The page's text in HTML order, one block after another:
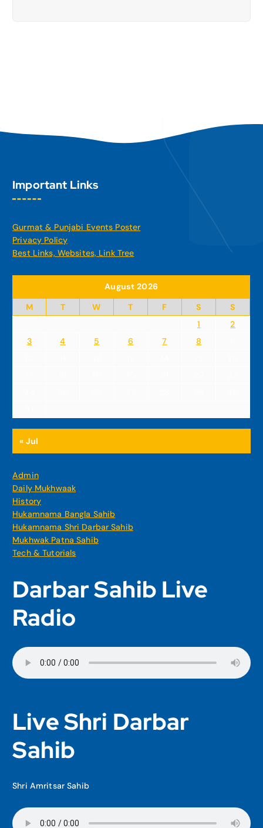
Important Links
Gurmat & Punjabi Events Poster
Privacy Policy
Best Links, Websites, Link Tree
August 2026
M
T W T F S
S
1
2
3
4 5 6 7 8
« Jul
Admin
Daily Mukhwaak
History
Hukamnama Bangla Sahib
Hukamnama Shri Darbar Sahib
Mukhwak Patna Sahib
Tech & Tutorials
Darbar Sahib Live
Radio
Live Shri Darbar
Sahib
Shri Amritsar Sahib